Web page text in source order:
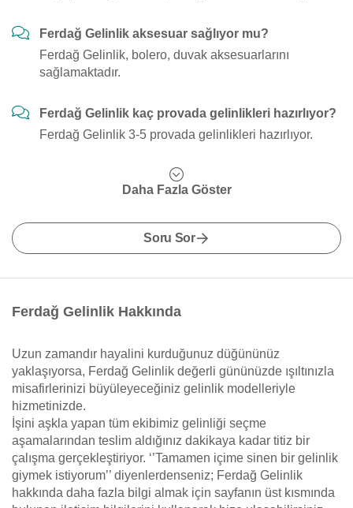
Ferdağ Gelinlik aksesuar sağlıyor mu?
Ferdağ Gelinlik, bolero, duvak aksesuarlarını
sağlamaktadır.
Ferdağ Gelinlik kaç provada gelinlikleri hazırlıyor?
Ferdağ Gelinlik 3-5 provada gelinlikleri hazırlıyor.
Daha Fazla Göster
Soru Sor
Ferdağ Gelinlik Hakkında
Uzun zamandır hayalini kurduğunuz düğününüz
yaklaşıyorsa, Ferdağ Gelinlik değerli gününüzde ışıltınızla
misafirlerinizi büyüleyeceğiniz gelinlik modelleriyle
hizmetinizde.
İşini aşkla yapan tüm ekibimiz gelinliği seçme
aşamalarından teslim aldığınız dakikaya kadar titiz bir
çalışma gerçekleştiriyor. ‘’Tamamen içime sinen bir gelinlik
giymek istiyorum’’ diyenlerdenseniz; Ferdağ Gelinlik
hakkında daha fazla bilgi almak için sayfanın üst kısmında